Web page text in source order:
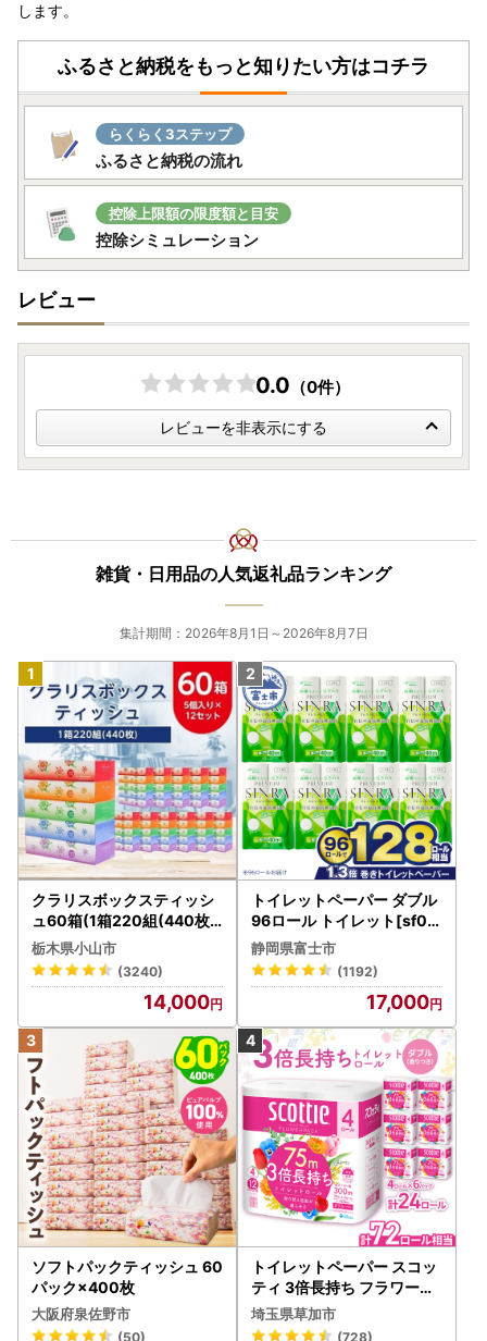
します。
ふるさと納税をもっと知りたい方はコチラ
らくらく3ステップ
ふるさと納税の流れ
控除上限額の限度額と目安
控除シミュレーション
レビュー
0.0 （0件）
レビューを非表示にする
雑貨・日用品の人気返礼品ランキング
集計期間：2026年8月1日～2026年8月7日
クラリスボックスティッシ
ュ60箱(1箱220組(440枚))
(5個入り×12セット)【配送
不可地域：離島・沖縄県】
【1256759】
栃木県小山市
(3240)
14,000
トイレットペーパー ダブル
96ロール トイレット[sf00
1-012]
静岡県富士市
(1192)
17,000
ソフトパックティッシュ 60
パック×400枚
大阪府泉佐野市
(50)
トイレットペーパー スコッ
ティ 3倍長持ち フラワーパ
ック 4ロール×6P
埼玉県草加市
(728)